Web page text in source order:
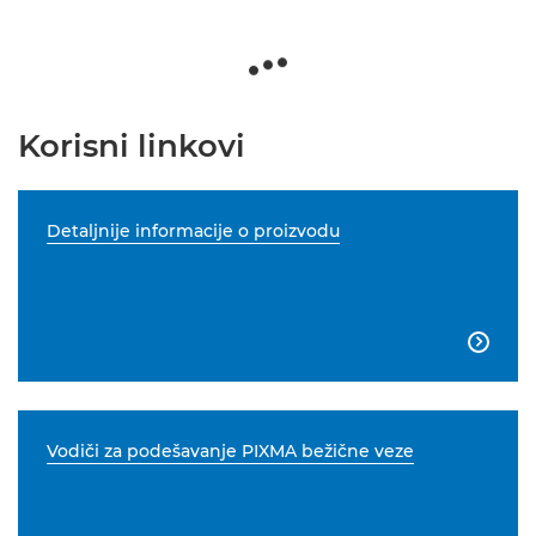
Korisni linkovi
Detaljnije informacije o proizvodu

Vodiči za podešavanje PIXMA bežične veze